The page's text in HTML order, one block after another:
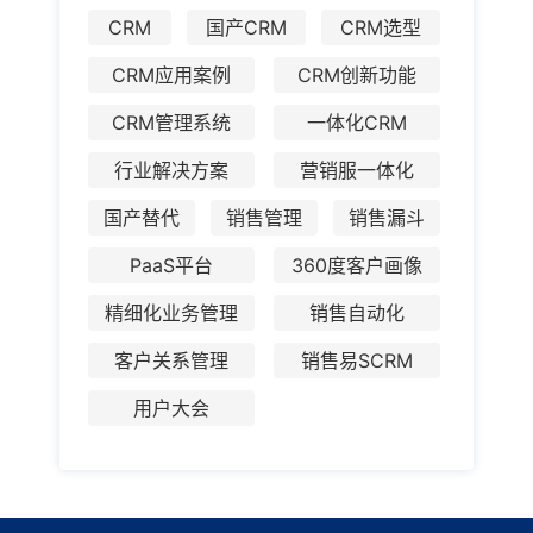
CRM 国产CRM
CRM选型
CRM应用案例
CRM创新功能
CRM管理系统
一体化CRM
行业解决方案
营销服一体化
国产替代
销售管理
销售漏斗
PaaS平台
360度客户画像
精细化业务管理
销售自动化
客户关系管理
销售易SCRM
用户大会